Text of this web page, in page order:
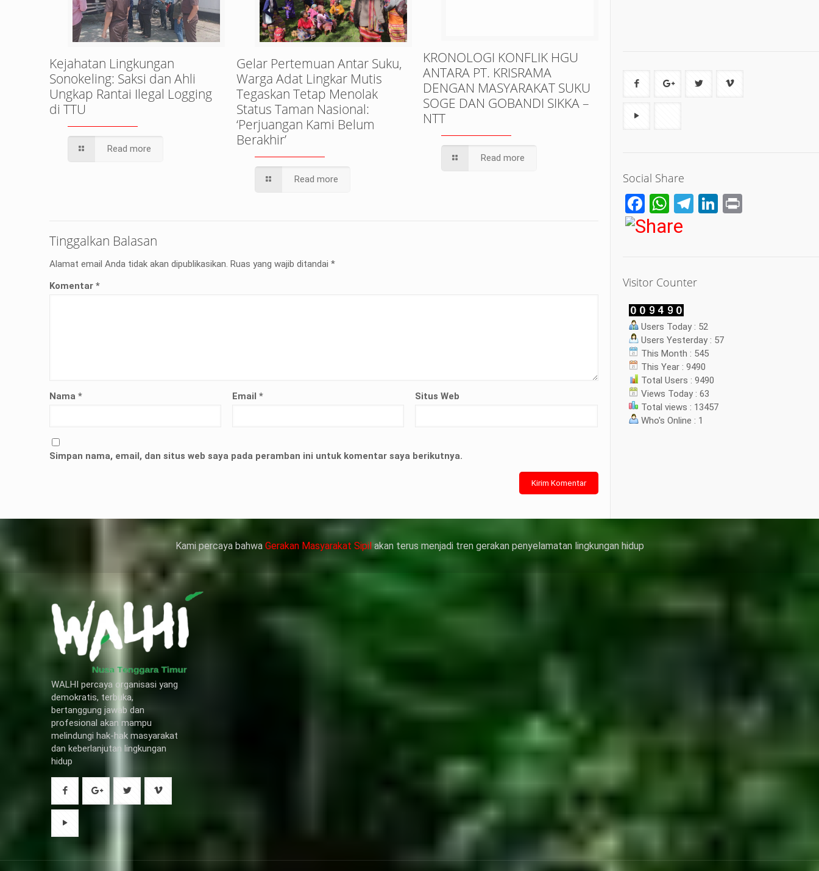
Kejahatan Lingkungan
Sonokeling: Saksi dan Ahli
Ungkap Rantai Ilegal Logging
di TTU
Read more
Gelar Pertemuan Antar Suku,
Warga Adat Lingkar Mutis
Tegaskan Tetap Menolak
Status Taman Nasional:
‘Perjuangan Kami Belum
Berakhir’
Read more
KRONOLOGI KONFLIK HGU
ANTARA PT. KRISRAMA
DENGAN MASYARAKAT SUKU
SOGE DAN GOBANDI SIKKA –
NTT
Read more
Tinggalkan Balasan
Alamat email Anda tidak akan dipublikasikan. Ruas yang wajib ditandai*
Komentar*
Nama* Email* Situs Web
Simpan nama, email, dan situs web saya pada peramban ini untuk komentar saya berikutnya.
Social Share
Facebook
WhatsApp
Telegram
LinkedIn
Visitor Counter
Users Today : 52
Users Yesterday : 57
This Month : 545
This Year : 9490
Total Users : 9490
Views Today : 63
Total views : 13457
Who's Online : 1
Kementerian ATR/BPN memprioritaskan penyelesaian
Kami percaya bahwa Gerakan Masyarakat Sipilakan terus menjadi tren gerakan penyelamatan lingkungan hidup
WALHI percaya organisasi yang
demokratis, terbuka,
bertanggung jawab dan
profesional akan mampu
melindungi hak-hak masyarakat
dan keberlanjutan lingkungan
hidup